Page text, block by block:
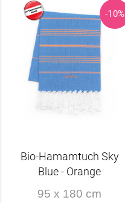
-10%
Bio-Hamamtuch Sky
Blue - Orange
95 x 180 cm